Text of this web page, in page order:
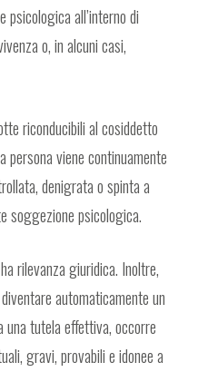
all’interno di
o, in alcuni casi,
riconducibili al cosiddetto
persona viene continuamente
denigrata o spinta a
soggezione psicologica.
rilevanza giuridica. Inoltre,
automaticamente un
una tutela effettiva, occorre
gravi, provabili e idonee a